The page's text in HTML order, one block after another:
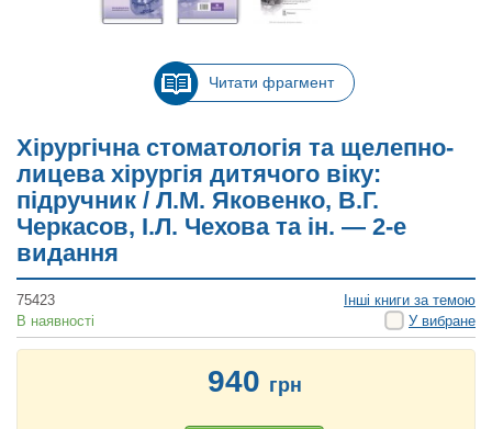
Читати фрагмент
Хірургічна стоматологія та щелепно-
лицева хірургія дитячого віку:
підручник / Л.М. Яковенко, В.Г.
Черкасов, І.Л. Чехова та ін. — 2-е
видання
75423
Інші книги за темою
В наявності
У вибране
940 грн